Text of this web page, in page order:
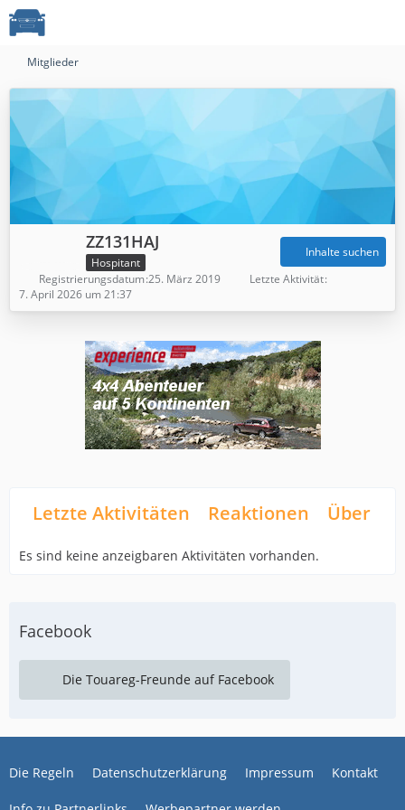
Mitglieder
ZZ131HAJ
Hospitant
Inhalte suchen
Registrierungsdatum 25. März 2019
Letzte Aktivität
7. April 2026 um 21:37
Letzte Aktivitäten Reaktionen Über
Es sind keine anzeigbaren Aktivitäten vorhanden.
Facebook
Die Touareg-Freunde auf Facebook
Die Regeln Datenschutzerklärung Impressum Kontakt